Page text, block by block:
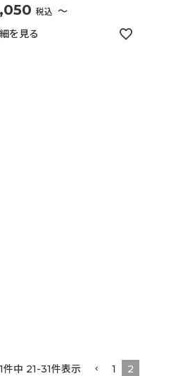
税込 〜
を見る
件中 21-31件表示 1 2